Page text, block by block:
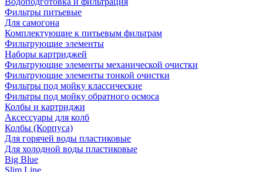
Фильтры питьевые
Для самогона
Комплектующие к питьевым фильтрам
Фильтрующие элементы
Наборы картриджей
Фильтрующие элементы механической очистки
Фильтрующие элементы тонкой очистки
Фильтры под мойку классические
Фильтры под мойку обратного осмоса
Колбы и картриджи
Аксессуары для колб
Колбы (Корпуса)
Для горячей воды пластиковые
Для холодной воды пластиковые
Big Blue
Slim Line